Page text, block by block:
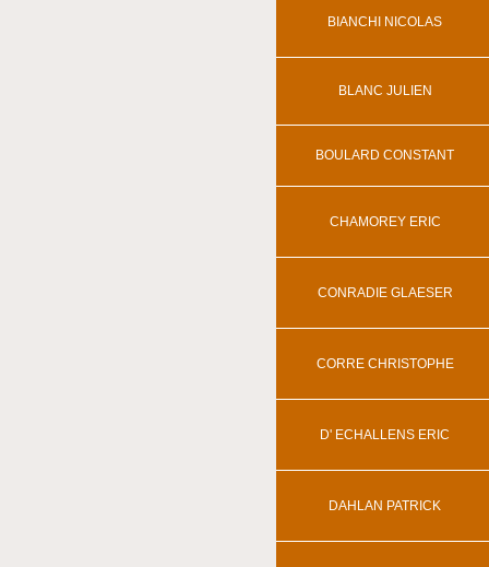
BIANCHI NICOLAS
BLANC JULIEN
BOULARD CONSTANT
CHAMOREY ERIC
CONRADIE GLAESER
CORRE CHRISTOPHE
D' ECHALLENS ERIC
DAHLAN PATRICK